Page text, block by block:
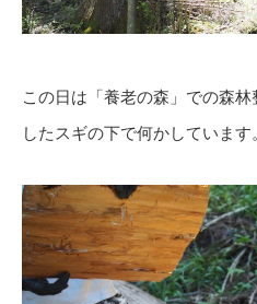
この日は「養老の森」での森
したスギの下で何かしています